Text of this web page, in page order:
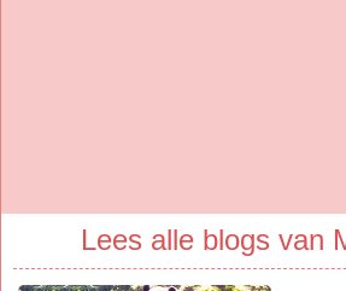
Lees alle blogs van